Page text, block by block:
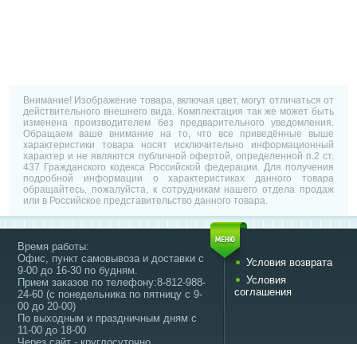
Внимание! Изображение товара, включая цвет, могут отличаться от
действительного внешнего вида. Комплектация так же может быть
изменена производителем без предварительного уведомления.
Обращаем ваше внимание на то, что все приведённые выше
характеристики товара носят исключительно информационный
характер и не являются публичной офертой, определенной п.2 ст.
437 Гражданского кодекса Российской федерации. Для получения
подробной информации о характеристиках данного товара
обращайтесь, пожалуйста, к сотрудникам нашего отдела продаж
или в Российское представительство данного товара.
Время работы:
Офис, пункт самовывоза и доставки с
9-00 до 16-30 по будням.
Прием заказов по телефону:8-812-988-
24-60 (с понедельника по пятницу с 9-
00 до 20-00)
По выходным и праздничным дням с
11-00 до 18-00
Через сайт - круглосуточно.
Условия возврата
Условия
соглашения